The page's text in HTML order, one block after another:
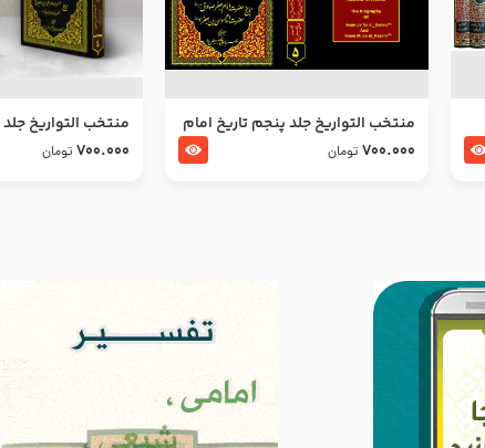
منتخب التواریخ جلد پنجم تاریخ امام
جعفر صادق و امام موسی بن جعفر
700.000 تومان
منتخب التواریخ
زین العابدین و امام
700.000 تومان